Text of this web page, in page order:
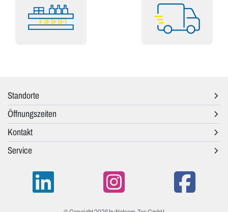
Standorte
Öffnungszeiten
Kontakt
Service